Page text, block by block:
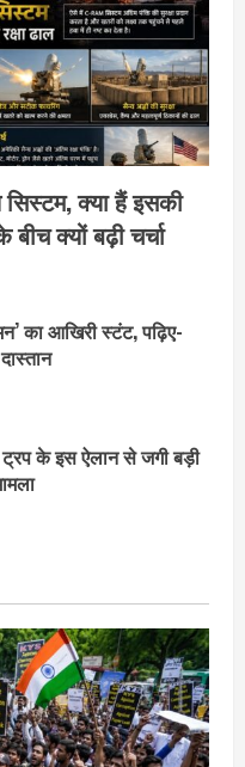
क्या हैं इसकी
क्यों बढ़ी चर्चा
का आखिरी स्टंट, पढ़िए-
ट्रप के इस ऐलान से जगी बड़ी